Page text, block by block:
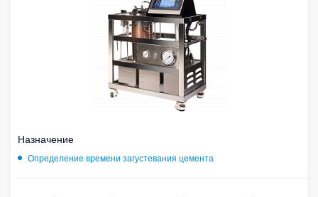
Назначение
Определение времени загустевания цемента